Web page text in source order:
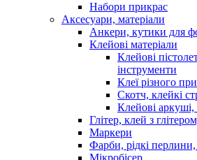
Набори прикрас
Аксесуари, матеріали
Анкери, кутики для
Клейові матеріали
Клейові
інструменти
Клеї різного
Скотч, клейкі
Клейові
Глітер, клей з
Маркери
Фарби, рідкі
Мікробісер